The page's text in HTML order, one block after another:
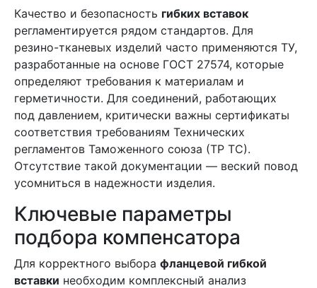
Качество и безопасность гибких вставок
регламентируется рядом стандартов. Для
резино-тканевых изделий часто применяются ТУ,
разработанные на основе ГОСТ 27574, которые
определяют требования к материалам и
герметичности. Для соединений, работающих
под давлением, критически важны сертификаты
соответствия требованиям Технических
регламентов Таможенного союза (ТР ТС).
Отсутствие такой документации — веский повод
усомниться в надежности изделия.
Ключевые параметры
подбора компенсатора
Для корректного выбора фланцевой гибкой
вставки необходим комплексный анализ